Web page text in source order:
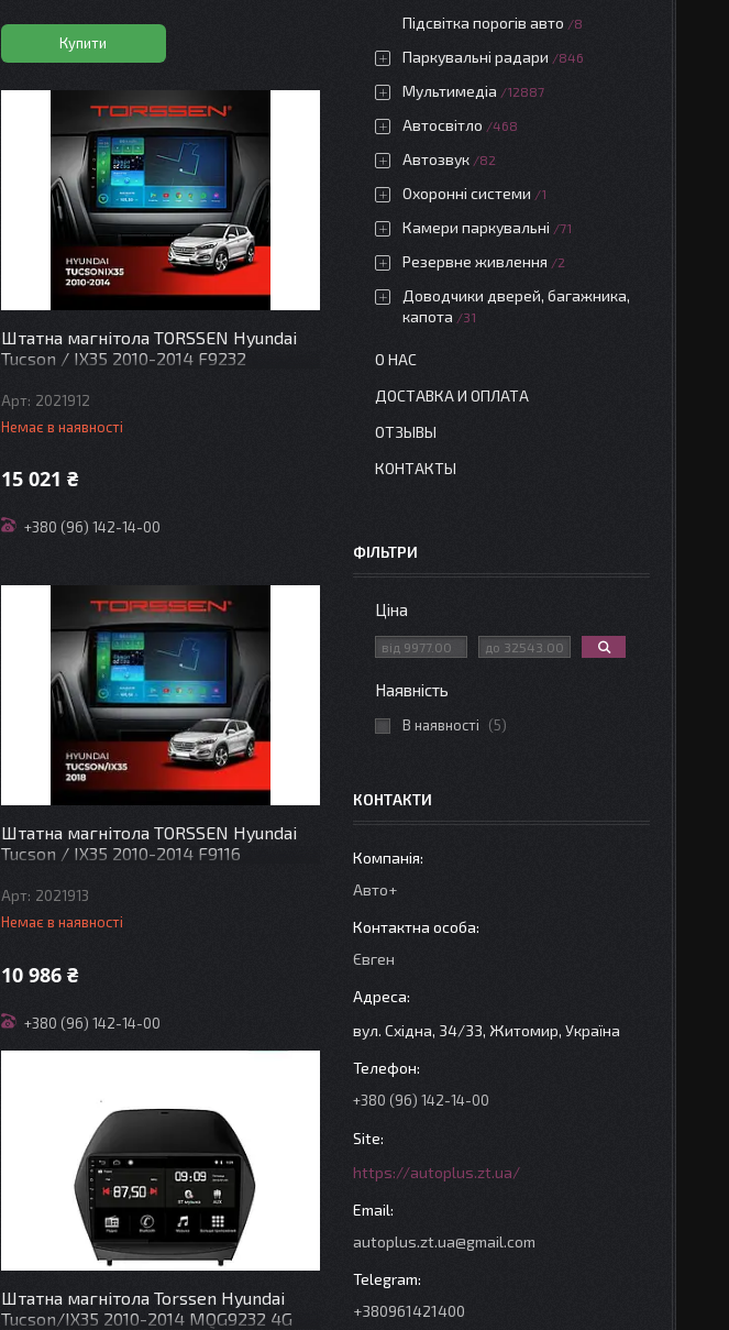
Купити
Штатна магнітола TORSSEN Hyundai
Tucson / IX35 2010-2014 F9232
2021912
Немає в наявності
15 021 ₴
+380 (96) 142-14-00
Штатна магнітола TORSSEN Hyundai
Tucson / IX35 2010-2014 F9116
2021913
Немає в наявності
10 986 ₴
+380 (96) 142-14-00
Штатна магнітола Torssen Hyundai
Tucson/IX35 2010-2014 MQG9232 4G
Підсвітка порогів авто 8
Паркувальні радари 846
Мультимедіа 12887
Автосвітло 468
Автозвук 82
Охоронні системи 1
Камери паркувальні 71
Резервне живлення 2
Доводчики дверей, багажника,
капота
31
О НАС
ДОСТАВКА И ОПЛАТА
ОТЗЫВЫ
КОНТАКТЫ
ФІЛЬТРИ
Ціна
Наявність
В наявності 5
КОНТАКТИ
Авто+
Євген
вул. Східна, 34/33, Житомир, Україна
+380 (96) 142-14-00
https://autoplus.zt.ua/
autoplus.zt.ua@gmail.com
+380961421400